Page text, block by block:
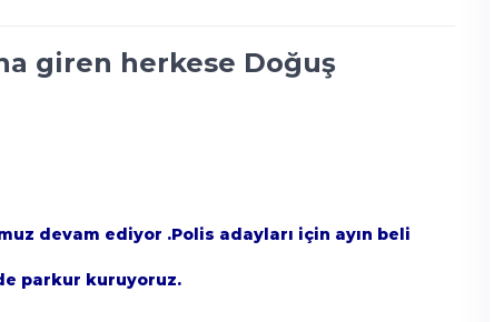
giren herkese Doğuş
devam ediyor .Polis adayları için ayın beli
parkur kuruyoruz.